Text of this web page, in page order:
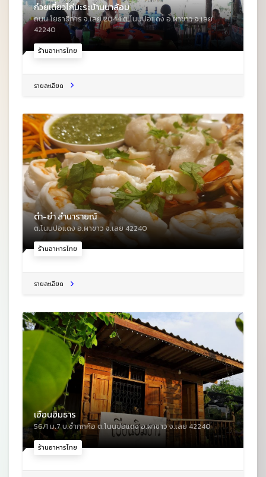
ร้านอาหารไทย
ก๋วยเตี๋ยวไก่มะระบ้านนาล้อม
ถนน โยธาธิการ จ.เลย 2044 ต.โนนปอแดง อ.ผาขาว จ.เลย
42240
รายละเอียด
ร้านอาหารไทย
ตำ-ยำ ลำนารายณ์
ต.โนนปอแดง อ.ผาขาว จ.เลย 42240
รายละเอียด
ร้านอาหารไทย
เฮือนฮิมธาร
56/1 ม.7 บ.ซำกกค้อ ต.โนนปอแดง อ.ผาขาว จ.เลย 42240